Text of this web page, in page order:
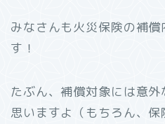
みなさんも火災保険の補
す！
たぶん、補償対象には意
思いますよ（もちろん、